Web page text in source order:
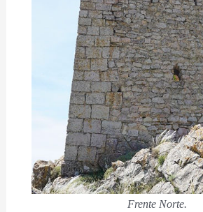
Frente Norte.